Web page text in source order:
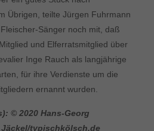
Übrigen, teilte Jürgen Fuhrmann
Sänger noch mit, daß
und Elferratsmitglied über
Inge Rauch als langjährige
für ihre Verdienste um die
ernannt wurden.
© 2020 Hans-Georg
typischkölsch.de